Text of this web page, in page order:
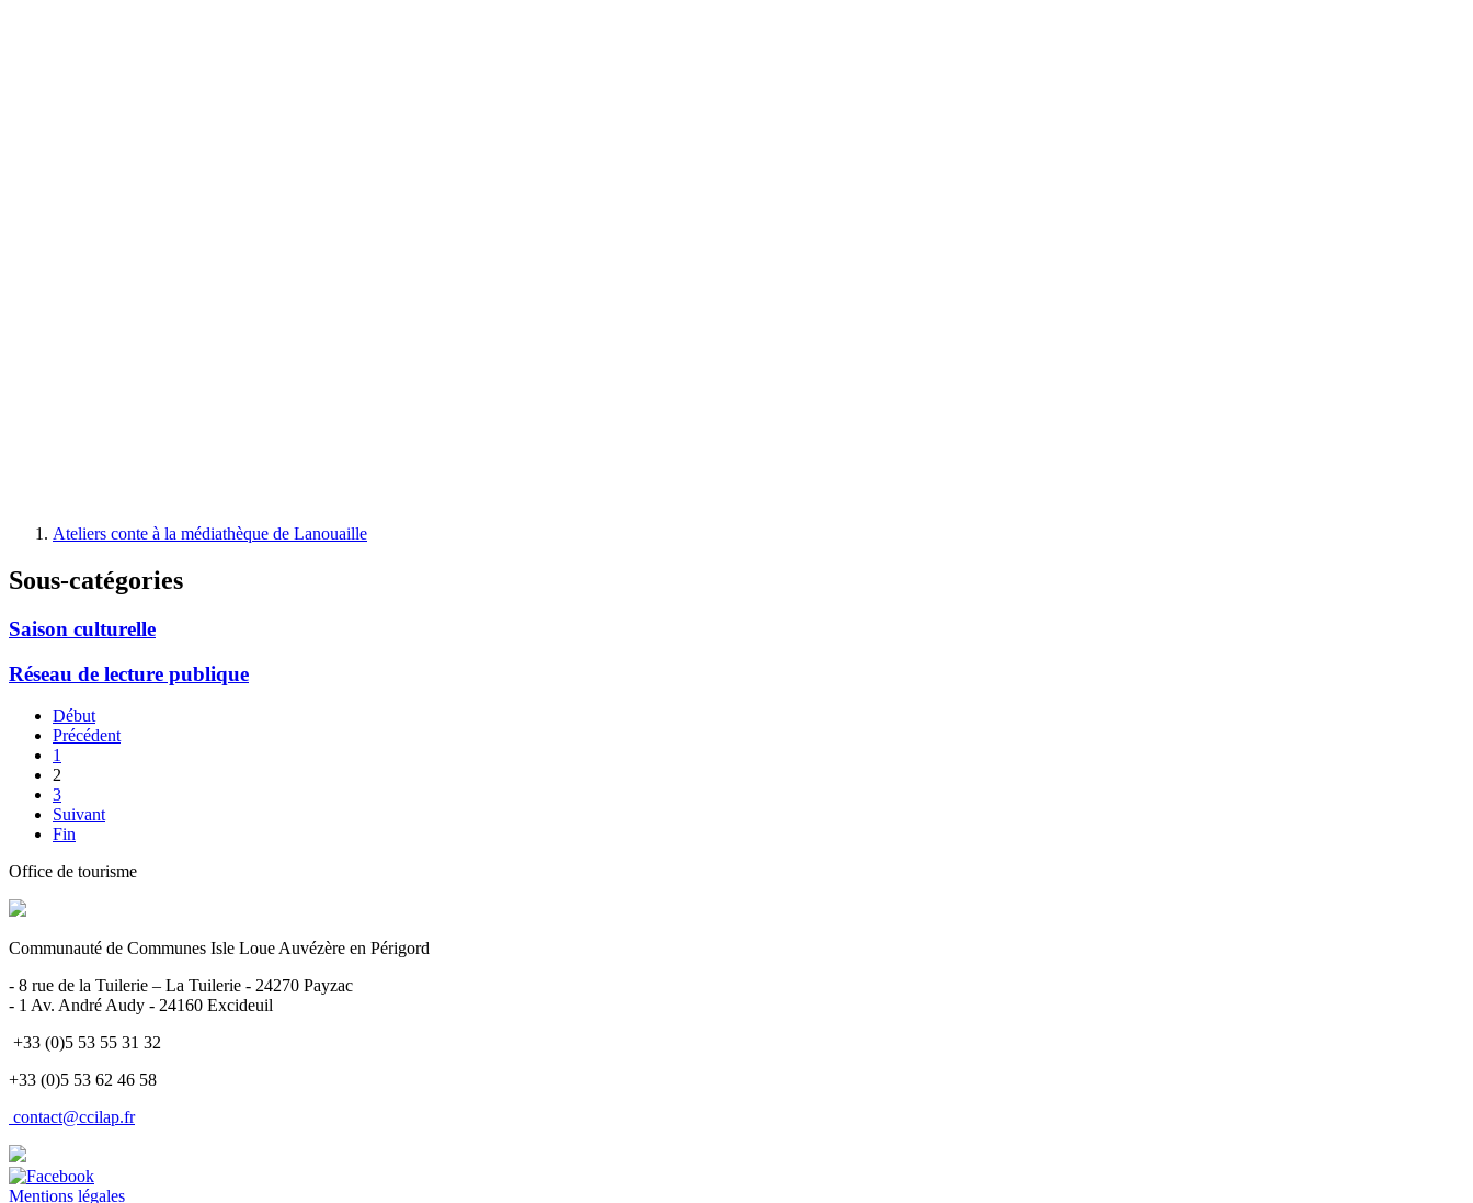
Ateliers conte à la médiathèque de Lanouaille
Sous-catégories
Saison culturelle
Réseau de lecture publique
Début
Précédent
1
2
3
Suivant
Fin
Office de tourisme
Communauté de Communes Isle Loue Auvézère en Périgord
- 8 rue de la Tuilerie – La Tuilerie - 24270 Payzac
- 1 Av. André Audy - 24160 Excideuil
+33 (0)5 53 55 31 32
+33 (0)5 53 62 46 58
contact@ccilap.fr
Mentions légales